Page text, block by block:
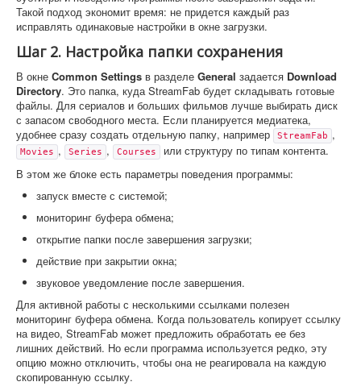
Такой подход экономит время: не придется каждый раз
исправлять одинаковые настройки в окне загрузки.
Шаг 2. Настройка папки сохранения
В окне Common Settings в разделе General задается Download
Directory. Это папка, куда StreamFab будет складывать готовые
файлы. Для сериалов и больших фильмов лучше выбирать диск
с запасом свободного места. Если планируется медиатека,
удобнее сразу создать отдельную папку, например
StreamFab ,
Movies , Series , Courses
или структуру по типам контента.
В этом же блоке есть параметры поведения программы:
запуск вместе с системой;
мониторинг буфера обмена;
открытие папки после завершения загрузки;
действие при закрытии окна;
звуковое уведомление после завершения.
Для активной работы с несколькими ссылками полезен
мониторинг буфера обмена. Когда пользователь копирует ссылку
на видео, StreamFab может предложить обработать ее без
лишних действий. Но если программа используется редко, эту
опцию можно отключить, чтобы она не реагировала на каждую
скопированную ссылку.